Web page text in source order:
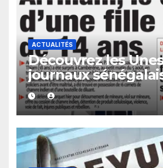
ACTUALITÉS
Découvrez les
journaux
vendredi 07 août